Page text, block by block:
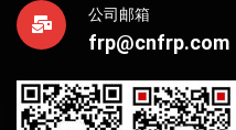
公司邮箱
frp@cnfrp.com